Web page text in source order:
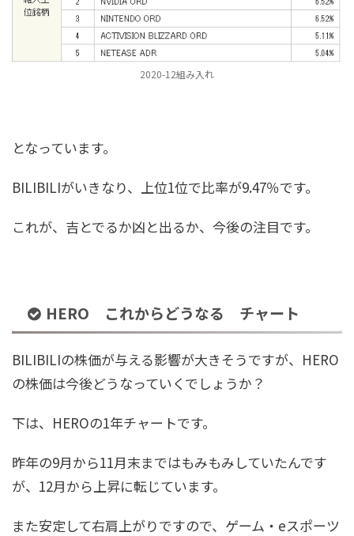
2020-12組み入れ
となっています。
BILIBILIがいきなり、上位1位で比率が9.47％です。
これが、吉とでるか凶と出るか、今後の注目です。
HERO これからどうなる チャート
BILIBILIの株価が与える影響が大きそうですが、HERO
の株価は今後どうなっていくでしょうか？
下は、HEROの1年チャートです。
昨年の9月から11月末まではもみもみしていたんです
が、12月から上昇に転じています。
また安定して右肩上がりですので、ゲーム・eスポーツ